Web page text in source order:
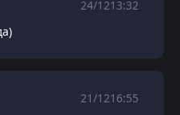
24/1213:32
21/1216:55